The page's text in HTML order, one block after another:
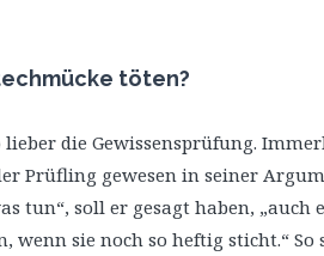
töten?
lieber die Gewissensprüfung.
Prüfling gewesen in seiner
tun“, soll er gesagt haben,
wenn sie noch so heftig sticht.“